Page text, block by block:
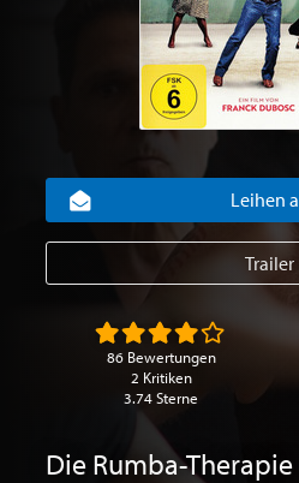
Die Rumba-Therapie
Leihen
Trailer
86 Bewertungen
2 Kritiken
3.74 Sterne